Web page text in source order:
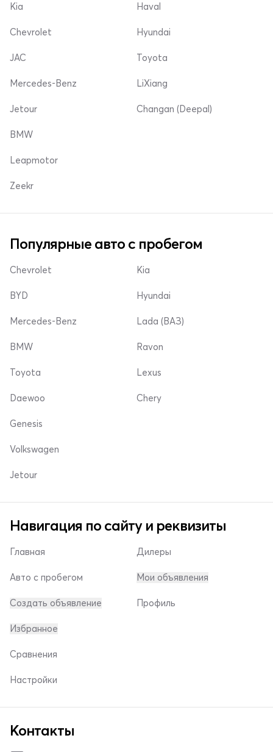
Kia
Chevrolet
Haval
Hyundai
JAC
Mercedes-Benz
Jetour
Toyota
LiXiang
Changan (Deepal)
BMW
Leapmotor
Zeekr
Популярные авто с пробегом
Chevrolet
BYD
Mercedes-Benz
Kia
Hyundai
Lada (ВАЗ)
BMW
Toyota
Daewoo
Ravon
Lexus
Chery
Genesis
Volkswagen
Jetour
Навигация по сайту и реквизиты
Главная
Авто с пробегом
Создать объявление
Дилеры
Мои объявления
Профиль
Избранное
Сравнения
Настройки
Контакты